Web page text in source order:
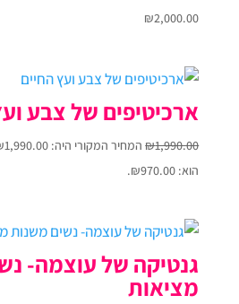
₪2,000.00
ארכיטיפים של צבע
₪1,990.00 המחיר המקורי היה: ₪1,990.00.
הוא: ₪970.00.
גנטיקה של עוצמה-
מציאות